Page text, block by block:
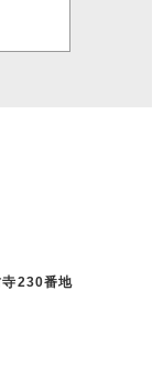
230番地